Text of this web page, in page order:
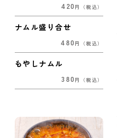
420 円 （税込）
ナムル盛り合せ
480 円 （税込）
もやしナムル
380 円 （税込）